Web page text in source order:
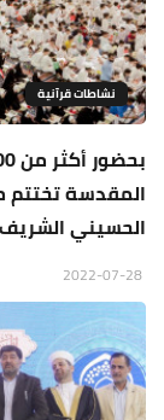
نشاطات قرآنية
المقدسة تختتم
الحسيني الشريف